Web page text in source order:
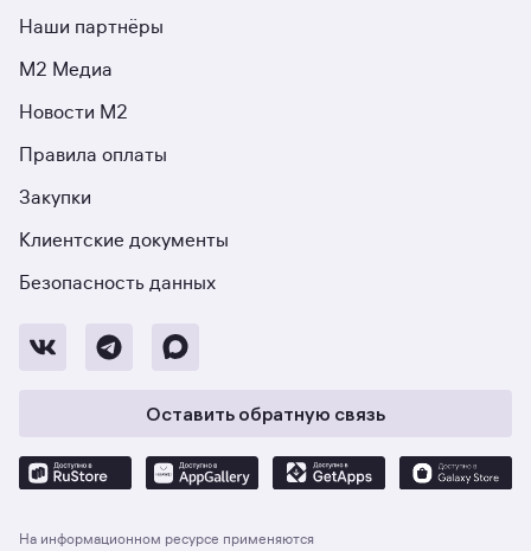
Наши партнёры
М2 Медиа
Новости М2
Правила оплаты
Закупки
Клиентские документы
Безопасность данных
Оставить обратную связь
На информационном ресурсе применяются